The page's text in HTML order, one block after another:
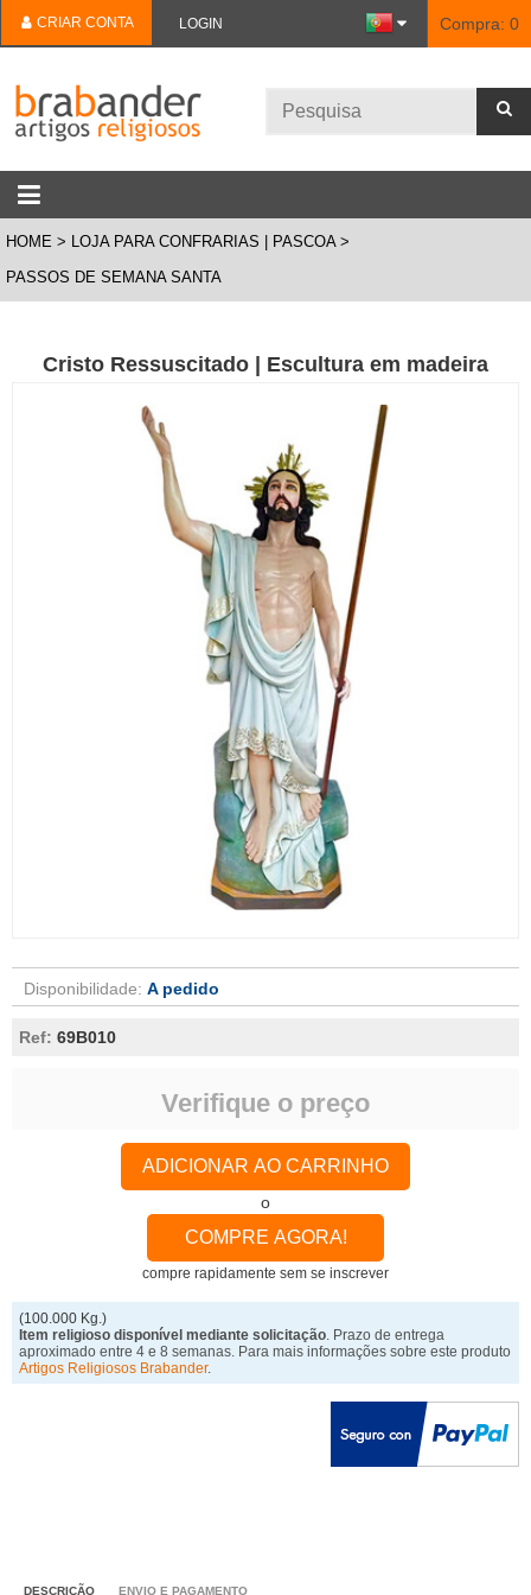
CRIAR CONTA LOGIN Compra: 0
HOME
LOJA PARA CONFRARIAS | PASCOA
PASSOS DE SEMANA SANTA
Cristo Ressuscitado | Escultura em madeira
Disponibilidade: A pedido
Ref: 69B010
Verifique o preço
ADICIONAR AO CARRINHO
o
COMPRE AGORA!
compre rapidamente sem se inscrever
(100.000 Kg.)
Item religioso disponível mediante solicitação . Prazo de entrega
aproximado entre 4 e 8 semanas. Para mais informações sobre este produto
Artigos Religiosos Brabander.
DESCRIÇÃO ENVIO E PAGAMENTO